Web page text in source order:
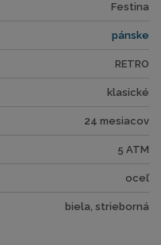
Festina
pánske
RETRO
klasické
24 mesiacov
5 ATM
oceľ
biela, strieborná